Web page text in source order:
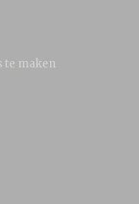
te maken